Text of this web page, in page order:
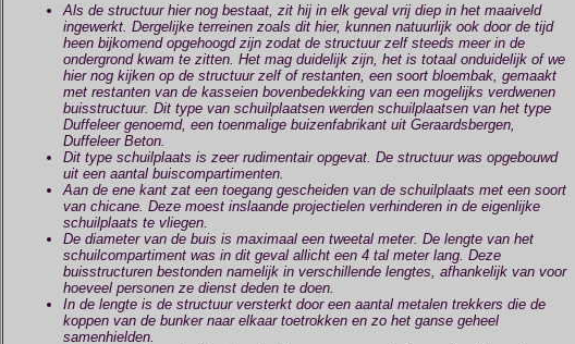
Als de structuur hier nog bestaat, zit hij in elk geval vrij diep in het maaiveld
ingewerkt. Dergelijke terreinen zoals dit hier, kunnen natuurlijk ook door de tijd
heen bijkomend opgehoogd zijn zodat de structuur zelf steeds meer in de
ondergrond kwam te zitten. Het mag duidelijk zijn, het is totaal onduidelijk of we
hier nog kijken op de structuur zelf of restanten, een soort bloembak, gemaakt
met restanten van de kasseien bovenbedekking van een mogelijks verdwenen
buisstructuur. Dit type van schuilplaatsen werden schuilplaatsen van het type
Duffeleer genoemd, een toenmalige buizenfabrikant uit Geraardsbergen,
Duffeleer Beton.
Dit type schuilplaats is zeer rudimentair opgevat. De structuur was opgebouwd
uit een aantal buiscompartimenten.
Aan de ene kant zat een toegang gescheiden van de schuilplaats met een soort
van chicane. Deze moest inslaande projectielen verhinderen in de eigenlijke
schuilplaats te vliegen.
De diameter van de buis is maximaal een tweetal meter. De lengte van het
schuilcompartiment was in dit geval allicht een 4 tal meter lang. Deze
buisstructuren bestonden namelijk in verschillende lengtes, afhankelijk van voor
hoeveel personen ze dienst deden te doen.
In de lengte is de structuur versterkt door een aantal metalen trekkers die de
koppen van de bunker naar elkaar toetrokken en zo het ganse geheel
samenhielden.